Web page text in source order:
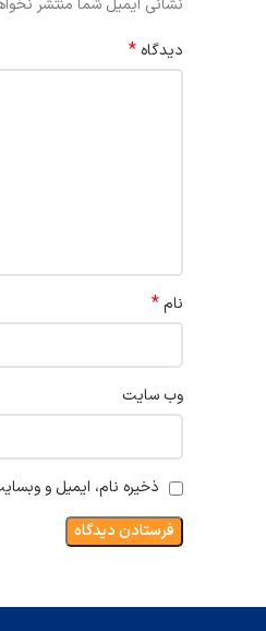
نشانی ایمیل شما منتشر
دیدگاه *
نام*
وب‌ سایت
ذخیره نام، ایمیل و